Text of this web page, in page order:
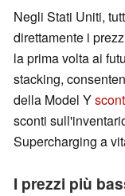
Negli Stati Uniti,
direttamente i
la prima volta ai
stacking,
della Model Y
sconti
Supercharging a
I prezzi più